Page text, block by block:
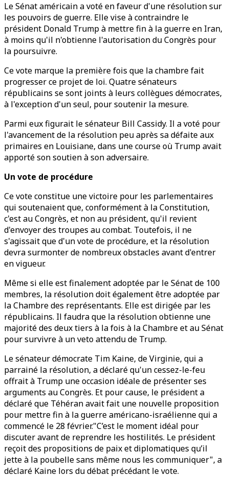
Le Sénat américain a voté en faveur d'une résolution sur
les pouvoirs de guerre. Elle vise à contraindre le
président Donald Trump à mettre fin à la guerre en Iran,
à moins qu'il n'obtienne l'autorisation du Congrès pour
la poursuivre.
Ce vote marque la première fois que la chambre fait
progresser ce projet de loi. Quatre sénateurs
républicains se sont joints à leurs collègues démocrates,
à l'exception d'un seul, pour soutenir la mesure.
Parmi eux figurait le sénateur Bill Cassidy. Il a voté pour
l'avancement de la résolution peu après sa défaite aux
primaires en Louisiane, dans une course où Trump avait
apporté son soutien à son adversaire.
Un vote de procédure
Ce vote constitue une victoire pour les parlementaires
qui soutenaient que, conformément à la Constitution,
c'est au Congrès, et non au président, qu'il revient
d'envoyer des troupes au combat. Toutefois, il ne
s'agissait que d'un vote de procédure, et la résolution
devra surmonter de nombreux obstacles avant d'entrer
en vigueur.
Même si elle est finalement adoptée par le Sénat de 100
membres, la résolution doit également être adoptée par
la Chambre des représentants. Elle est dirigée par les
républicains. Il faudra que la résolution obtienne une
majorité des deux tiers à la fois à la Chambre et au Sénat
pour survivre à un veto attendu de Trump.
Le sénateur démocrate Tim Kaine, de Virginie, qui a
parrainé la résolution, a déclaré qu'un cessez-le-feu
offrait à Trump une occasion idéale de présenter ses
arguments au Congrès. Et pour cause, le président a
déclaré que Téhéran avait fait une nouvelle proposition
pour mettre fin à la guerre américano-israélienne qui a
commencé le 28 février."C’est le moment idéal pour
discuter avant de reprendre les hostilités. Le président
reçoit des propositions de paix et diplomatiques qu’il
jette à la poubelle sans même nous les communiquer", a
déclaré Kaine lors du débat précédant le vote.